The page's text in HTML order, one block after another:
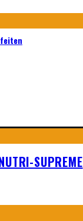
feiten
SUPREME